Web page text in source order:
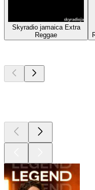
Skyradio jamaica Extra
Reggae